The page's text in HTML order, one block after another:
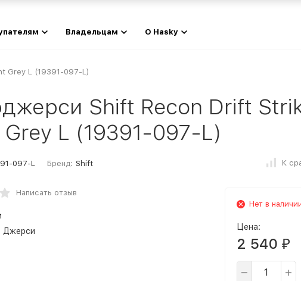
Владельцам О Hasky
Grey L (19391-097-L)
Shift Recon Drift
L (19391-097-L)
097-L Бренд: Shift К
Написать отзыв
Джерси
Нет в
Цена:
2 540 ₽